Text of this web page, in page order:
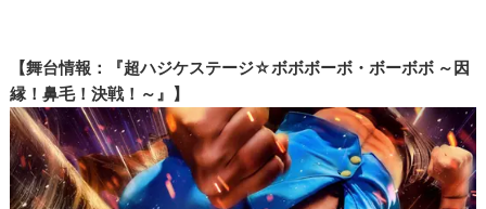
【舞台情報：『超ハジケステージ☆ボボボーボ・ボーボボ ～因
縁！鼻毛！決戦！～』】